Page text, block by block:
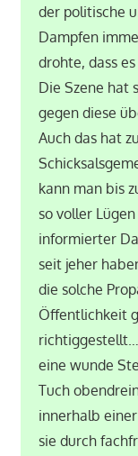
der politische
Dampfen
drohte, dass
Die Szene hat
gegen diese
Auch das hat
kann man bis
so voller
informierter
seit jeher
die solche
Öffentlichkeit
eine wunde
Tuch
innerhalb
sie durch